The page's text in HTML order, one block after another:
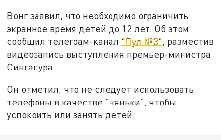
Вонг заявил, что необходимо ограничить
экранное время детей до 12 лет. Об этом
сообщил телеграм-канал "Пул №3", разместив
видеозапись выступления премьер-министра
Сингапура.
Он отметил, что не следует использовать
телефоны в качестве "няньки", чтобы
успокоить или занять детей.